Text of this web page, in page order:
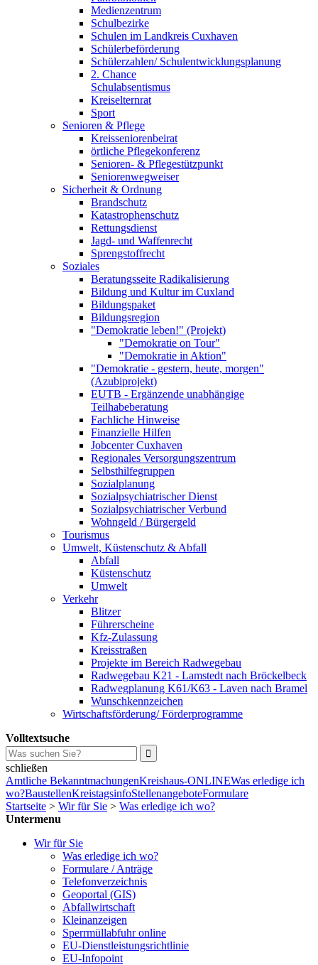
Medienzentrum
Schulbezirke
Schulen im Landkreis Cuxhaven
Schülerbeförderung
Schülerzahlen/ Schulentwicklungsplanung
2. Chance
Schulabsentismus
Kreiselternrat
Sport
Senioren & Pflege
Kreisseniorenbeirat
örtliche Pflegekonferenz
Senioren- & Pflegestützpunkt
Seniorenwegweiser
Sicherheit & Ordnung
Brandschutz
Katastrophenschutz
Rettungsdienst
Jagd- und Waffenrecht
Sprengstoffrecht
Soziales
Beratungsseite Radikalisierung
Bildung und Kultur im Cuxland
Bildungspaket
Bildungsregion
"Demokratie leben!" (Projekt)
"Demokratie on Tour"
"Demokratie in Aktion"
"Demokratie - gestern, heute, morgen"
(Azubiprojekt)
EUTB - Ergänzende unabhängige
Teilhabeberatung
Fachliche Hinweise
Finanzielle Hilfen
Jobcenter Cuxhaven
Regionales Versorgungszentrum
Selbsthilfegruppen
Sozialplanung
Sozialpsychiatrischer Dienst
Sozialpsychiatrischer Verbund
Wohngeld / Bürgergeld
Tourismus
Umwelt, Küstenschutz & Abfall
Abfall
Küstenschutz
Umwelt
Verkehr
Blitzer
Führerscheine
Kfz-Zulassung
Kreisstraßen
Projekte im Bereich Radwegebau
Radwegebau K21 - Lamstedt nach Bröckelbeck
Radwegplanung K61/K63 - Laven nach Bramel
Wunschkennzeichen
Wirtschaftsförderung/ Förderprogramme
Volltextsuche
schließen
Amtliche BekanntmachungenKreishaus-ONLINEWas erledige ich
wo?BaustellenKreistagsinfoStellenangeboteFormulare
Startseite > Wir für Sie > Was erledige ich wo?
Untermenu
Wir für Sie
Was erledige ich wo?
Formulare / Anträge
Telefonverzeichnis
Geoportal (GIS)
Abfallwirtschaft
Kleinanzeigen
Sperrmüllabfuhr online
EU-Dienstleistungsrichtlinie
EU-Infopoint